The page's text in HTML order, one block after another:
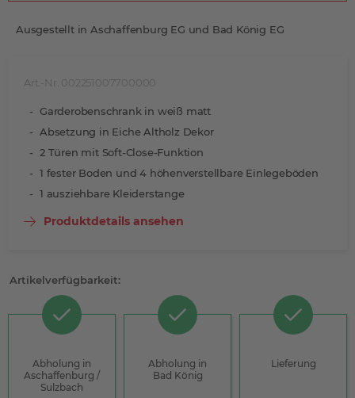
Art.-Nr. 002251007700000
Garderobenschrank in weiß matt
Absetzung in Eiche Altholz Dekor
2 Türen mit Soft-Close-Funktion
1 fester Boden und 4 höhenverstellbare Einlegeböden
1 ausziehbare Kleiderstange
Produktdetails ansehen
Artikelverfügbarkeit:
Abholung in
Aschaffenburg /
Sulzbach
Abholung in
Bad König
Lieferung
Ausgestellt in Aschaffenburg EG und Bad König EG